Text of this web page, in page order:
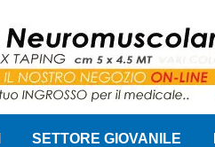
SETTORE GIOVANILE